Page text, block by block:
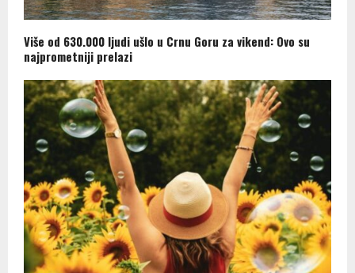
Više od 630.000 ljudi ušlo u Crnu Goru za vikend: Ovo su
najprometniji prelazi